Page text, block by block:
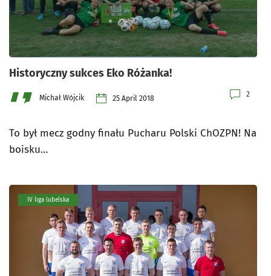
Historyczny sukces Eko Różanka!
Michał Wójcik 25 April 2018 2
To był mecz godny finału Pucharu Polski ChOZPN! Na
boisku…
IV liga lubelska